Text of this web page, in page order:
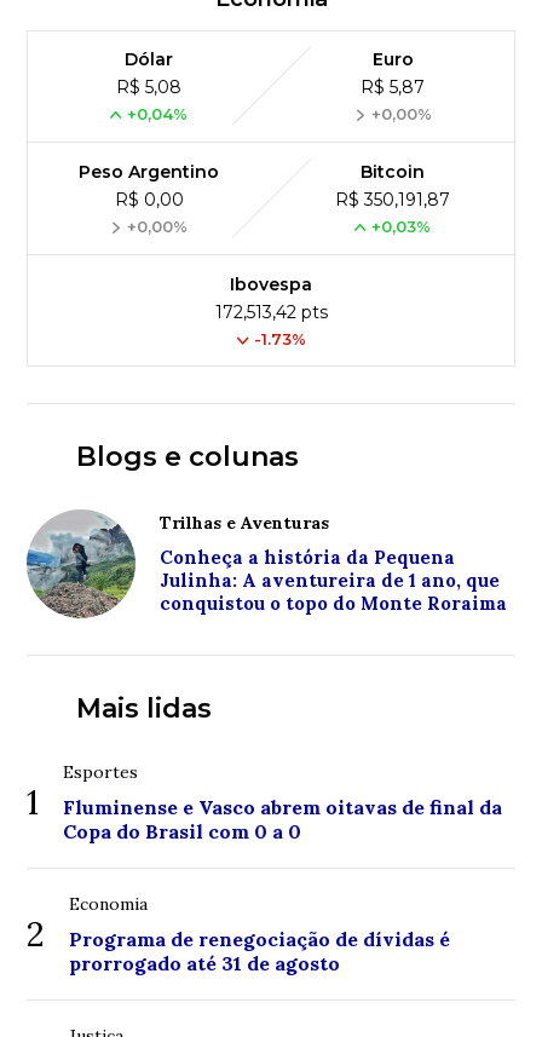
Dólar
R$ 5,08
+0,04%
Euro
R$ 5,87
+0,00%
Peso Argentino
R$ 0,00
+0,00%
Bitcoin
R$ 350,191,87
+0,03%
Ibovespa
172,513,42 pts
-1.73%
Blogs e colunas
Trilhas e Aventuras
Conheça a história da Pequena
Julinha: A aventureira de 1 ano, que
conquistou o topo do Monte Roraima
Mais lidas
1
Esportes
Fluminense e Vasco abrem oitavas de final da
Copa do Brasil com 0 a 0
2
Economia
Programa de renegociação de dívidas é
prorrogado até 31 de agosto